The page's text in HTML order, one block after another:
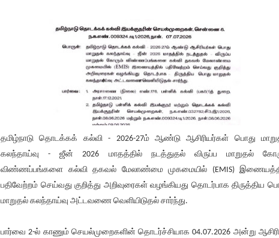
தமிழ்நாடு தொடக்கக் கல்வி - 2026-27ம் ஆண்டு ஆசிரியர்கள் பொது
கலந்தாய்வு - ஜீன் 2026 மாதத்தில் நடத்துதல் விருப்ப மாறுதல்
விண்ணப்பங்களை கல்வி தகவல் மேலாண்மை முகமையில் (EMIS)
பதிவேற்றம் செய்வது குறித்து அறிவுரைகள் வழங்கியது தொடர்பாக திருத்திய
மாறுதல் கலந்தாய்வு அட்டவணை வெளியிடுதல் சார்ந்து.
பார்வை 2-ல் காணும் செயல்முறைகளின் தொடர்ச்சியாக 04.07.2026 அன்று